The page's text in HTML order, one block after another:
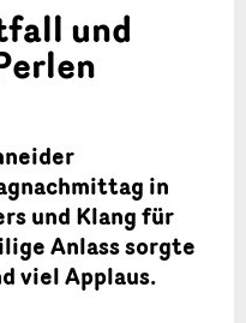
und
in
und Klang für
Anlass sorgte
viel Applaus.